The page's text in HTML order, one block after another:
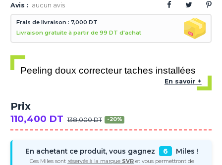
Avis : aucun avis
Frais de livraison : 7,000 DT
Livraison gratuite à partir de 99 DT d'achat
Peeling doux correcteur taches installées
En savoir +
Prix
110,400 DT 138,000 DT -20%
En achetant ce produit, vous gagnez 6 Miles !
Ces Miles sont réservés à la marque SVR et vous permettront de